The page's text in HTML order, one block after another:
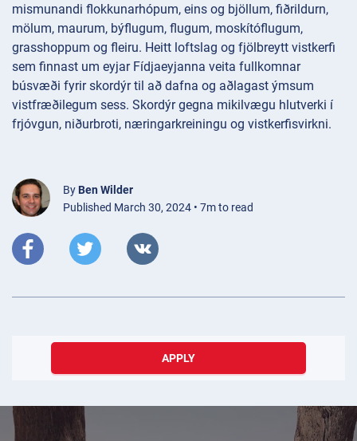
mismunandi flokkunarhópum, eins og bjöllum, fiðrildurn,
mölum, maurum, býflugum, flugum, moskítóflugum,
grasshoppum og fleiru. Heitt loftslag og fjölbreytt vistkerfi
sem finnast um eyjar Fídjaeyjanna veita fullkomnar
búsvæði fyrir skordýr til að dafna og aðlagast ýmsum
vistfræðilegum sess. Skordýr gegna mikilvægu hlutverki í
frjóvgun, niðurbroti, næringarkreiningu og vistkerfisvirkni.
By Ben Wilder
Published March 30, 2024 • 7m to read
APPLY